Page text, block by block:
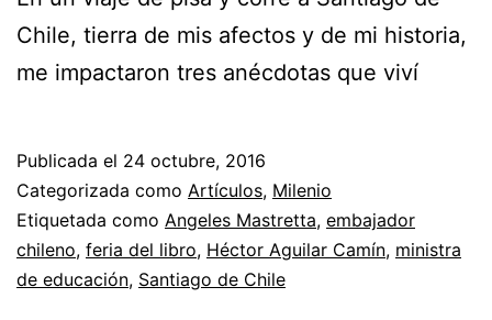
Chile, tierra de mis afectos y de mi historia,
me impactaron tres anécdotas que viví
Publicada el 24 octubre, 2016
Categorizada como Artículos, Milenio
Etiquetada como Angeles Mastretta, embajador
chileno, feria del libro, Héctor Aguilar Camín, ministra
de educación, Santiago de Chile